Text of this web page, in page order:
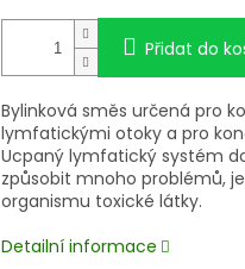
Přidat do
Bylinková směs určená pro
lymfatickými otoky a pro
Ucpaný lymfatický systém
způsobit mnoho problémů,
organismu toxické látky.
Detailní informace